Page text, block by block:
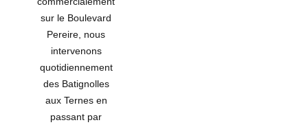
sur le Boulevard
Pereire, nous
intervenons
quotidiennement
des Batignolles
aux Ternes en
passant par